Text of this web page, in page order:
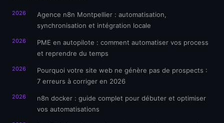
2026
Agence n8n Montpellier : automatisation,
synchronisation et intégration locale
2026
PME en autopilote : comment automatiser vos process
et reprendre du temps
2026
Pourquoi votre site web ne génère pas de prospects :
7 erreurs à corriger en 2026
2026
n8n docker : guide complet pour débuter et optimiser
vos automatisations